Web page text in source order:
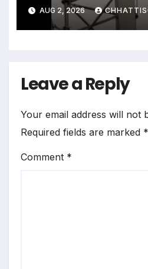
युवक, घंटों चला हाई
AUG 2, 2026
Leave a Reply
Your email address will not
Required fields are marked *
Comment *